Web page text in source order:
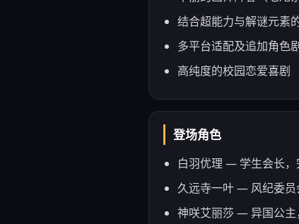
结合超能力与解谜元素
多平台适配及追加角色
高纯度的校园恋爱喜剧
登场角色
白羽优理 — 学生会长
久远寺一叶 — 风纪委员
神咲艾丽莎 — 异国公主